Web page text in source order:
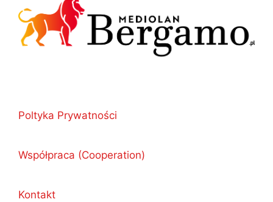
Poltyka Prywatności
Współpraca (Cooperation)
Kontakt